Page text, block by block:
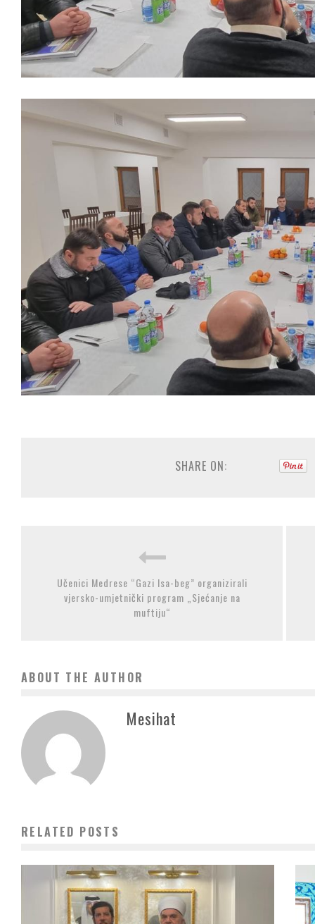
SHARE ON:
Učenici Medrese “Gazi Isa-beg” organizirali
vjersko-umjetnički program „Sjećanje na
muftiju“
ABOUT THE AUTHOR
Mesihat
RELATED POSTS